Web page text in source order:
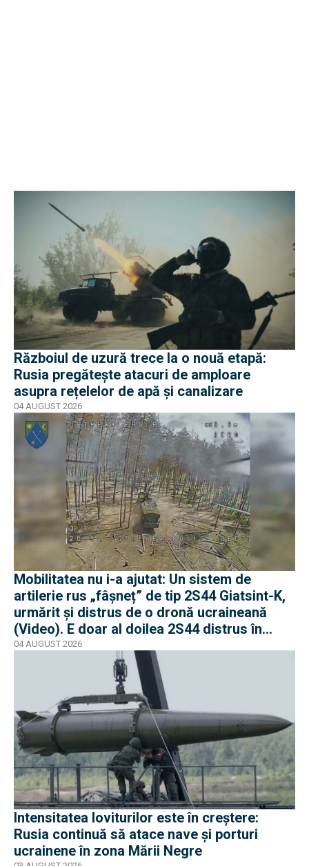
Războiul de uzură trece la o nouă etapă:
Rusia pregătește atacuri de amploare
asupra rețelelor de apă și canalizare
04 AUGUST 2026
Mobilitatea nu i-a ajutat: Un sistem de
artilerie rus „fâșneț” de tip 2S44 Giatsint-K,
urmărit și distrus de o dronă ucraineană
(Video). E doar al doilea 2S44 distrus în
război
04 AUGUST 2026
Intensitatea loviturilor este în creștere:
Rusia continuă să atace nave și porturi
ucrainene în zona Mării Negre